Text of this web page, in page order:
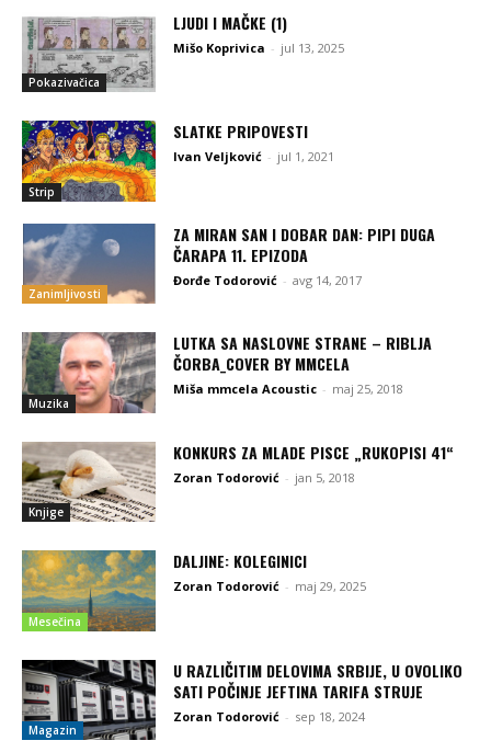
Pokazivačica
LJUDI I MAČKE (1)
Mišo Koprivica - jul 13, 2025
Strip
SLATKE PRIPOVESTI
Ivan Veljković - jul 1, 2021
Zanimljivosti
ZA MIRAN SAN I DOBAR DAN: PIPI DUGA
ČARAPA 11. EPIZODA
Đorđe Todorović - avg 14, 2017
Muzika
LUTKA SA NASLOVNE STRANE – RIBLJA
ČORBA_COVER BY MMCELA
Miša mmcela Acoustic - maj 25, 2018
Knjige
KONKURS ZA MLADE PISCE „RUKOPISI 41“
Zoran Todorović - jan 5, 2018
Mesečina
DALJINE: KOLEGINICI
Zoran Todorović - maj 29, 2025
Magazin
U RAZLIČITIM DELOVIMA SRBIJE, U OVOLIKO
SATI POČINJE JEFTINA TARIFA STRUJE
Zoran Todorović - sep 18, 2024